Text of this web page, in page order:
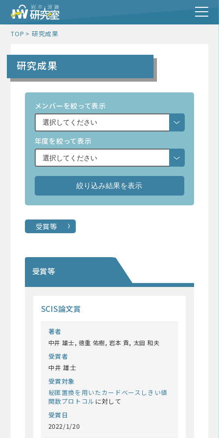
TOP 研究成果
研究成果
メンバーを絞って表示
年度を絞って表示
受賞等
受賞等
SCIS論文賞
著者
中井 雄士, 徳重 佑樹, 岩本 貢, 太田 和夫
受賞者
中井 雄士
受賞対象
秘匿置換を用いたカードベースしきい値
関数プロトコル に対して
受賞日
2022/1/20